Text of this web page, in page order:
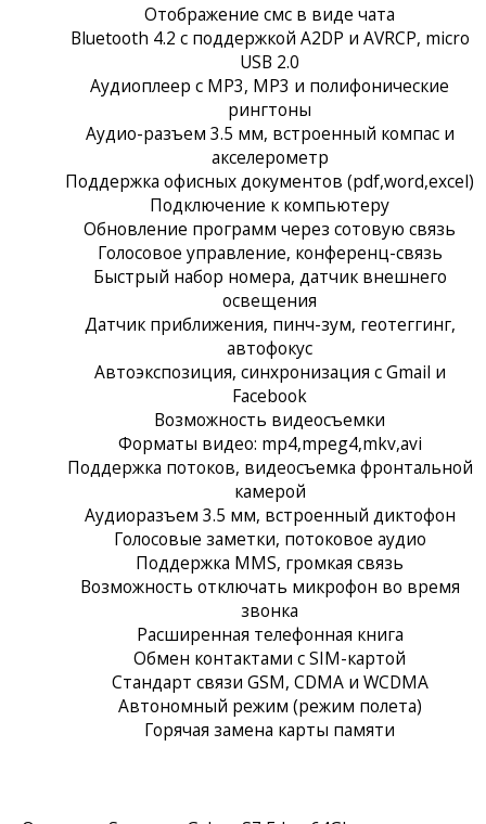
Отображение смс в виде чата
Bluetooth 4.2 с поддержкой A2DP и AVRCP, micro
USB 2.0
Аудиоплеер с MP3, MP3 и полифонические
рингтоны
Аудио-разъем 3.5 мм, встроенный компас и
акселерометр
Поддержка офисных документов (pdf,word,excel)
Подключение к компьютеру
Обновление программ через сотовую связь
Голосовое управление, конференц-связь
Быстрый набор номера, датчик внешнего
освещения
Датчик приближения, пинч-зум, геотеггинг,
автофокус
Автоэкспозиция, синхронизация с Gmail и
Facebook
Возможность видеосъемки
Форматы видео: mp4,mpeg4,mkv,avi
Поддержка потоков, видеосъемка фронтальной
камерой
Аудиоразъем 3.5 мм, встроенный диктофон
Голосовые заметки, потоковое аудио
Поддержка MMS, громкая связь
Возможность отключать микрофон во время
звонка
Расширенная телефонная книга
Обмен контактами с SIM-картой
Стандарт связи GSM, CDMA и WCDMA
Автономный режим (режим полета)
Горячая замена карты памяти